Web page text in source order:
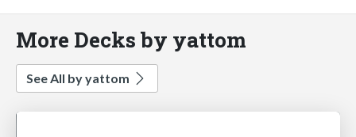
More Decks by yattom
See All by yattom